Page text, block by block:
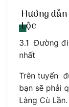
Hướng
Lộc
3.1 Đường
nhất
Trên tuyến
bạn sẽ phải
Làng Cù